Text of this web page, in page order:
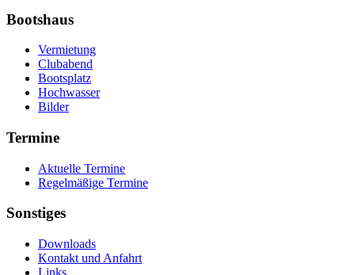
Bootshaus
Vermietung
Clubabend
Bootsplatz
Hochwasser
Bilder
Termine
Aktuelle Termine
Regelmäßige Termine
Sonstiges
Downloads
Kontakt und Anfahrt
Links